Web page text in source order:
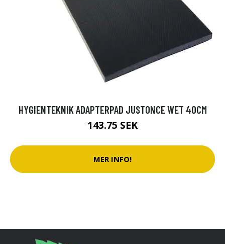
HYGIENTEKNIK ADAPTERPAD JUSTONCE WET 40CM
143.75 SEK
MER INFO!